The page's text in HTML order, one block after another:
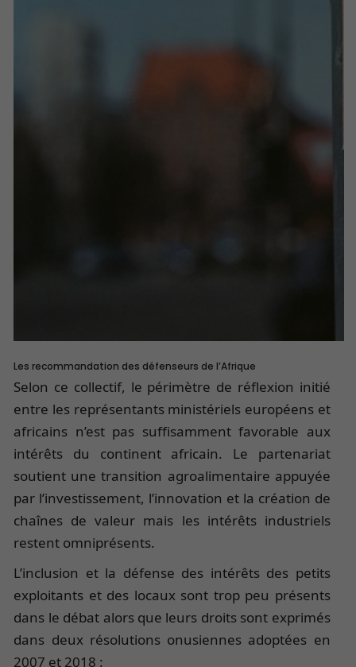
Les recommandation des défenseurs de l’Afrique
Selon ce collectif, le périmètre de réflexion initié
entre les représentants ministériels européens et
africains n’est pas suffisamment favorable aux
intérêts du continent africain. Le partenariat
soutient une transition agroalimentaire appuyée
par l’investissement, l’innovation et la création de
chaînes de valeur mais les intérêts industriels
restent omniprésents.
L’inclusion et la défense des intérêts des petits
exploitants et des locaux sont trop peu présents
dans le débat alors que leurs droits sont exprimés
dans deux résolutions onusiennes adoptées en
2007 et 2018 :